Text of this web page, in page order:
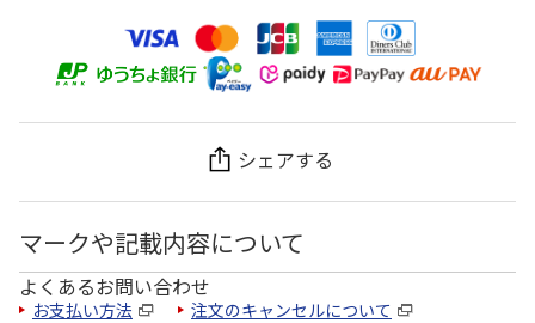
シェアする
マークや記載内容について
よくあるお問い合わせ
お支払い方法 注文のキャンセルについて